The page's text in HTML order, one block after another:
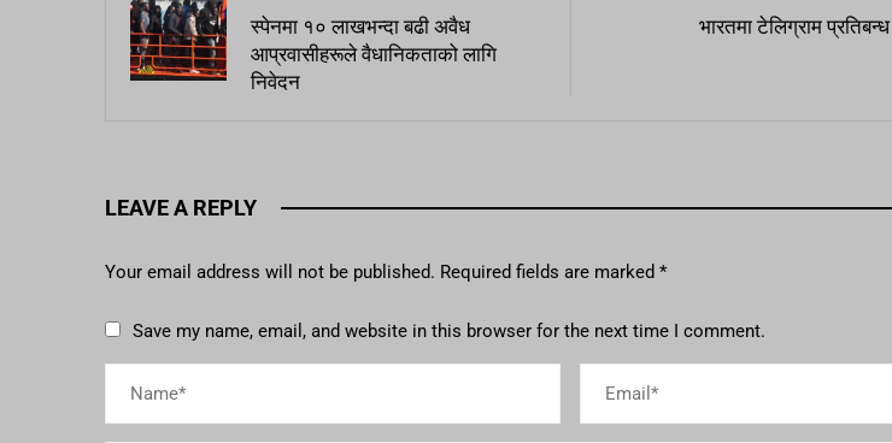
स्पेनमा १० लाखभन्दा बढी अवैध
आप्रवासीहरूले वैधानिकताको लागि
निवेदन
भारतमा टेलिग्राम प्रतिबन्ध
LEAVE A REPLY
Your email address will not be published. Required fields are marked *
Save my name, email, and website in this browser for the next time I comment.